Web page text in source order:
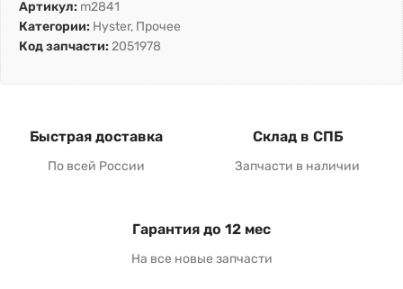
Артикул: m2841
Категории: Hyster, Прочее
Код запчасти: 2051978
Быстрая доставка
По всей России
Склад в СПБ
Запчасти в наличии
Гарантия до 12 мес
На все новые запчасти